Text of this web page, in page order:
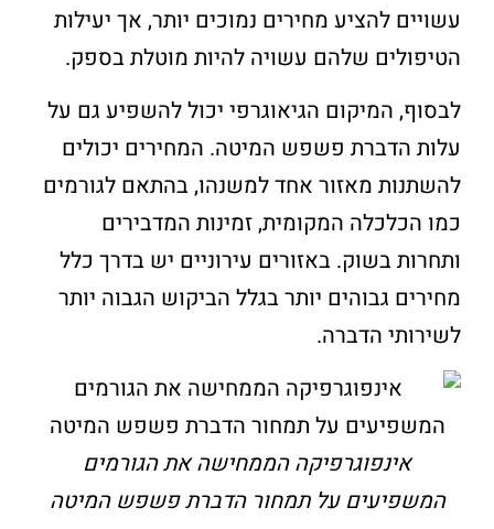
עשויים להציע מחירים נמוכים יותר, אך יעילות
הטיפולים שלהם עשויה להיות מוטלת בספק.
לבסוף, המיקום הגיאוגרפי יכול להשפיע גם על
עלות הדברת פשפש המיטה. המחירים יכולים
להשתנות מאזור אחד למשנהו, בהתאם לגורמים
כמו הכלכלה המקומית, זמינות המדבירים
ותחרות בשוק. באזורים עירוניים יש בדרך כלל
מחירים גבוהים יותר בגלל הביקוש הגבוה יותר
לשירותי הדברה.
אינפוגרפיקה הממחישה את הגורמים
המשפיעים על תמחור הדברת פשפש המיטה